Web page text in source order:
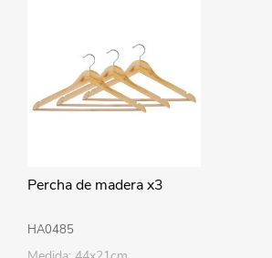
Percha de madera x3
HA0485